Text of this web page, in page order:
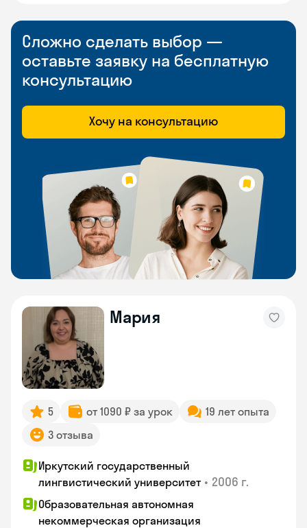
Сложно сделать выбор —
оставьте заявку на бесплатную
консультацию
Хочу на консультацию
Мария
5 от 1090 ₽ за урок
19 лет опыта
3 отзыва
Иркутский государственный
лингвистический университет • 2006 г.
Образовательная автономная
некоммерческая организация